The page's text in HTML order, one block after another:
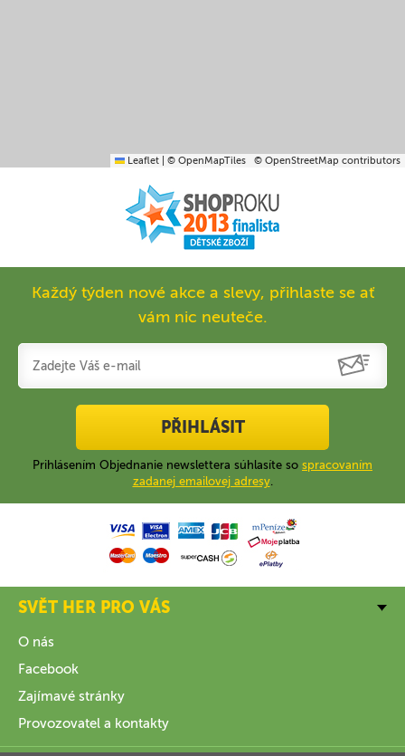
Leaflet © OpenMapTiles © OpenStreetMap contributors
Každý týden nové akce a slevy, přihlaste se ať
vám nic neuteče.
PŘIHLÁSIT
Prihlásením Objednanie newslettera súhlasíte so spracovaním
zadanej emailovej adresy.
SVĚT HER PRO VÁS
O nás
Facebook
Zajímavé stránky
Provozovatel a kontakty